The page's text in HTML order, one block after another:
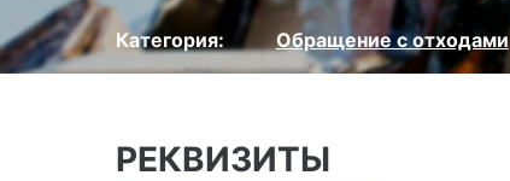
Категория: Обращение с отходами
РЕКВИЗИТЫ